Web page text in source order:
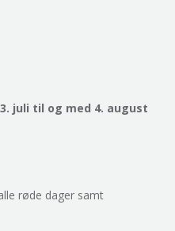
juli til og med 4. august
røde dager samt